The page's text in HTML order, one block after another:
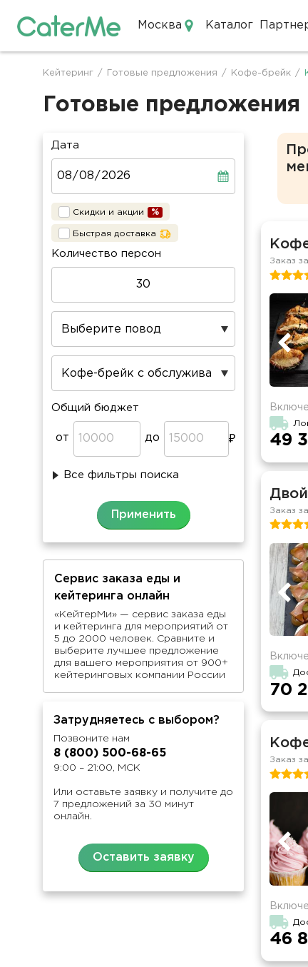
Москва Каталог
Строка
навигации
Кейтеринг / Готовые предложения / Кофе-брейк /
Готовые
Дата
Скидки и акции
Быстрая доставка
Количество персон
Общий бюджет
от до
Все фильтры поиска
Сервис заказа еды и
кейтеринга онлайн
«КейтерМи» — сервис заказа еды
и кейтеринга для мероприятий от
5 до 2000 человек. Сравните и
выберите лучшее предложение
для вашего мероприятия от 900+
кейтеринговых компании России
Затрудняетесь с выбором?
Позвоните нам
8 (800) 500-68-65
9:00 – 21:00, МСК
Или оставьте заявку и получите до
7 предложений за 30 минут
онлайн.
Оставить заявку
Заказ
49
Заказ
70
Заказ
46